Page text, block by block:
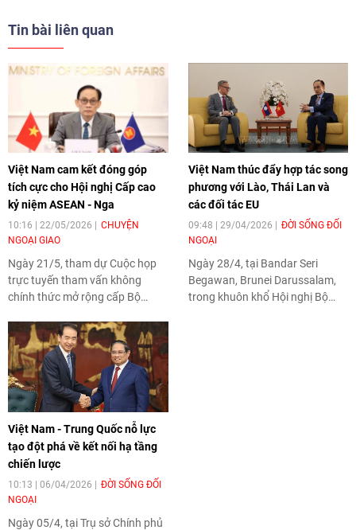
Tin bài liên quan
Việt Nam cam kết đóng góp
tích cực cho Hội nghị Cấp cao
kỷ niệm ASEAN - Nga
10:16 | 22/05/2026
CHUYỆN
NGOẠI GIAO
Ngày 21/5, tham dự Cuộc họp
trực tuyến tham vấn không
chính thức mở rộng cấp Bộ
chuẩn bị cho Hội nghị Cấp cao
kỷ niệm ASEAN - Nga, Bộ trưởng
Ngoại giao Lê Hoài Trung khẳng
định Việt Nam sẽ tham gia chủ
động, đóng góp tích cực vào
thành công của Hội nghị, đồng
thời tiếp tục thúc đẩy vai trò
trung tâm của ASEAN trong duy
trì đối thoại, hợp tác và ổn định
khu vực.
Việt Nam thúc đẩy hợp tác song
phương với Lào, Thái Lan và
các đối tác EU
09:48 | 29/04/2026
ĐỜI SỐNG ĐỐI
NGOẠI
Ngày 28/4, tại Bandar Seri
Begawan, Brunei Darussalam,
trong khuôn khổ Hội nghị Bộ
Việt Nam - Trung Quốc nỗ lực
tạo đột phá về kết nối hạ tầng
chiến lược
10:13 | 06/04/2026
ĐỜI SỐNG ĐỐI
NGOẠI
Ngày 05/4, tại Trụ sở Chính phủ